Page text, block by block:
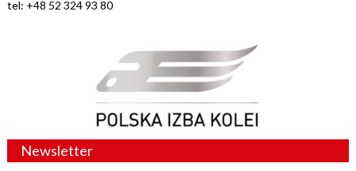
tel: +48 52 324 93 80
Newsletter